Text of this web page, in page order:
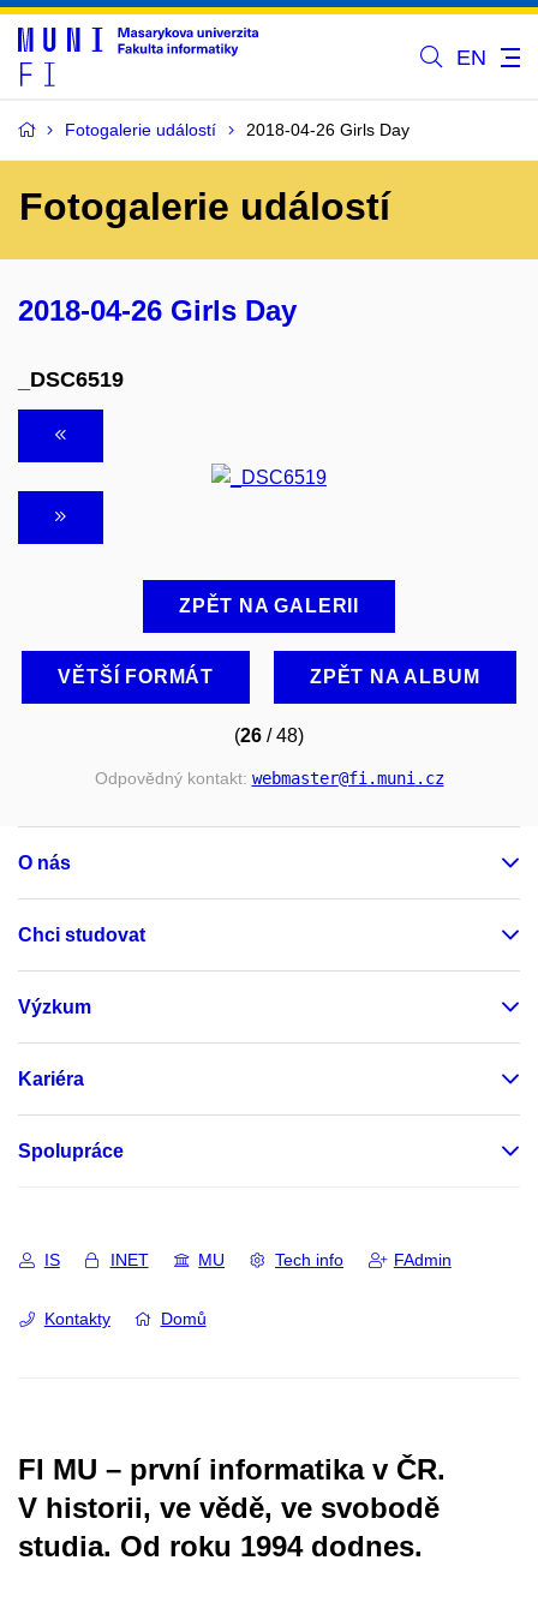
EN
Fotogalerie událostí 2018-04-26 Girls Day
Fotogalerie událostí
2018-04-26 Girls Day
_DSC6519
ZPĚT NA GALERII
VĚTŠÍ FORMÁT ZPĚT NA ALBUM
(26 / 48)
Odpovědný kontakt: webmaster@fi.muni.cz
O nás
Chci studovat
Výzkum
Kariéra
Spolupráce
IS INET MU Tech info FAdmin
Kontakty Domů
FI MU – první informatika v ČR.
V historii, ve vědě, ve svobodě
studia. Od roku 1994 dodnes.